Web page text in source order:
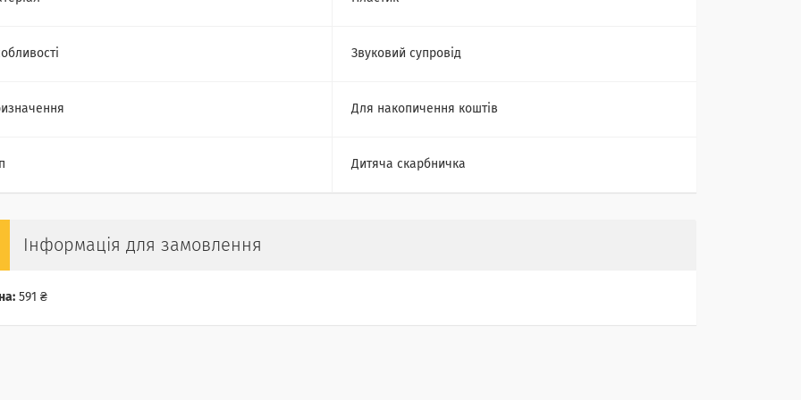
Звуковий супровід
Для накопичення коштів
Дитяча скарбничка
Інформація для замовлення
591 ₴